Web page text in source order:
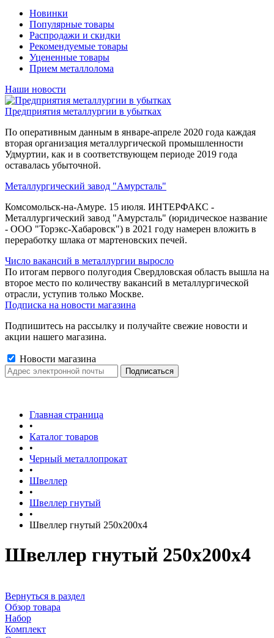
Новинки
Популярные товары
Распродажи и скидки
Рекомендуемые товары
Уцененные товары
Прием металлолома
Наши новости
Предприятия металлургии в убытках
По оперативным данным в январе-апреле 2020 года каждая
вторая организация металлургической промышленности
Удмуртии, как и в соответствующем периоде 2019 года
оставалась убыточной.
Металлургический завод "Амурсталь"
Комсомольск-на-Амуре. 15 июля. ИНТЕРФАКС -
Металлургический завод "Амурсталь" (юридическое название
- ООО "Торэкс-Хабаровск") в 2021 году намерен вложить в
переработку шлака от мартеновских печей.
Число вакансий в металлургии выросло
По итогам первого полугодия Свердловская область вышла на
второе место по количеству вакансий в металлургической
отрасли, уступив только Москве.
Подписка на новости магазина
Подпишитесь на рассылку и получайте свежие новости и
акции нашего магазина.
Новости магазина
Главная страница
•
Каталог товаров
•
Черный металлопрокат
•
Швеллер
•
Швеллер гнутый
•
Швеллер гнутый 250х200х4
Швеллер гнутый 250х200х4
Вернуться в раздел
Обзор товара
Набор
Комплект